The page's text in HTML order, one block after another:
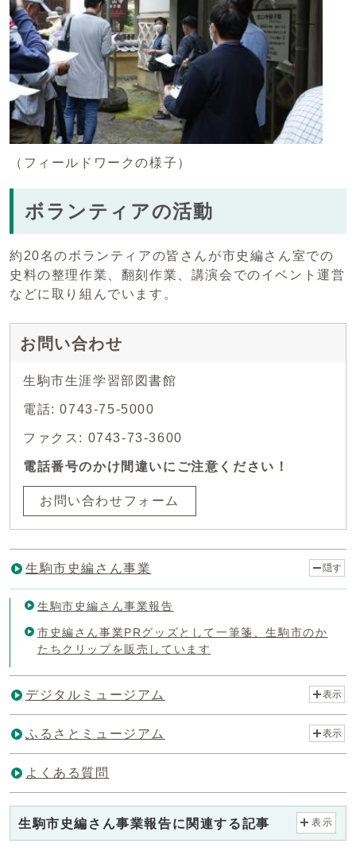
（フィールドワークの様子）
ボランティアの活動
約20名のボランティアの皆さんが市史編さん室での
史料の整理作業、翻刻作業、講演会でのイベント運営
などに取り組んでいます。
お問い合わせ
生駒市生涯学習部図書館
電話: 0743-75-5000
ファクス: 0743-73-3600
電話番号のかけ間違いにご注意ください！
お問い合わせフォーム
生駒市史編さん事業 隠す
生駒市史編さん事業報告
市史編さん事業PRグッズとして一筆箋、生駒市のか
たちクリップを販売しています
デジタルミュージアム 表示
ふるさとミュージアム 表示
よくある質問
生駒市史編さん事業報告に関連する記事 表示